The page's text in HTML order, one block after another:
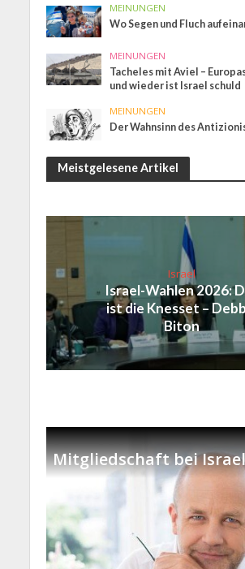
MEINUNGEN
Wo Segen und Fluch
MEINUNGEN
Tacheles mit Aviel –
und wieder ist Israel schuld
MEINUNGEN
Der Wahnsinn des
Meistgelesene Artikel
Israel
Israel-Wahlen 2026:
ist die Knesset –
Biton
Mitgliedschaft bei